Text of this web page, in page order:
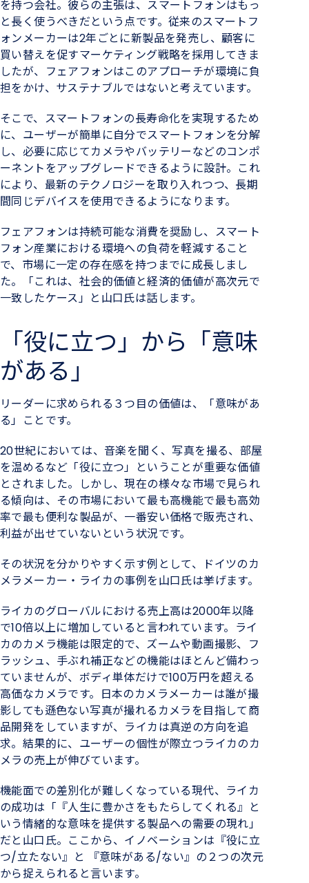
を持つ会社。彼らの主張は、スマートフォンはもっ
と長く使うべきだという点です。従来のスマートフ
ォンメーカーは2年ごとに新製品を発売し、顧客に
買い替えを促すマーケティング戦略を採用してきま
したが、フェアフォンはこのアプローチが環境に負
担をかけ、サステナブルではないと考えています。
そこで、スマートフォンの長寿命化を実現するため
に、ユーザーが簡単に自分でスマートフォンを分解
し、必要に応じてカメラやバッテリーなどのコンポ
ーネントをアップグレードできるように設計。これ
により、最新のテクノロジーを取り入れつつ、長期
間同じデバイスを使用できるようになります。
フェアフォンは持続可能な消費を奨励し、スマート
フォン産業における環境への負荷を軽減すること
で、市場に一定の存在感を持つまでに成長しまし
た。「これは、社会的価値と経済的価値が高次元で
一致したケース」と山口氏は話します。
「役に立つ」から「意味
がある」
リーダーに求められる３つ目の価値は、「意味があ
る」ことです。
20世紀においては、音楽を聞く、写真を撮る、部屋
を温めるなど「役に立つ」ということが重要な価値
とされました。しかし、現在の様々な市場で見られ
る傾向は、その市場において最も高機能で最も高効
率で最も便利な製品が、一番安い価格で販売され、
利益が出せていないという状況です。
その状況を分かりやすく示す例として、ドイツのカ
メラメーカー・ライカの事例を山口氏は挙げます。
ライカのグローバルにおける売上高は2000年以降
で10倍以上に増加していると言われています。ライ
カのカメラ機能は限定的で、ズームや動画撮影、フ
ラッシュ、手ぶれ補正などの機能はほとんど備わっ
ていませんが、ボディ単体だけで100万円を超える
高価なカメラです。日本のカメラメーカーは誰が撮
影しても遜色ない写真が撮れるカメラを目指して商
品開発をしていますが、ライカは真逆の方向を追
求。結果的に、ユーザーの個性が際立つライカのカ
メラの売上が伸びています。
機能面での差別化が難しくなっている現代、ライカ
の成功は「『人生に豊かさをもたらしてくれる』と
いう情緒的な意味を提供する製品への需要の現れ」
だと山口氏。ここから、イノベーションは『役に立
つ/立たない』と 『意味がある/ない』の２つの次元
から捉えられると言います。